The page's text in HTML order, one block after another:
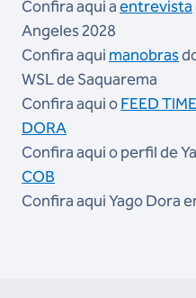
Confira aqui aentrevista
Angeles 2028
Confira aqui manobras
WSL de Saquarema
Confira aqui oFEED
DORA
Confira aqui o perfil de
COB
Confira aqui Yago Dora